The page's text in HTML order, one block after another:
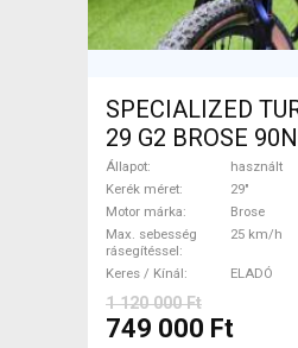
SPECIALIZED
29 G2 BROSE
Elektromos
29" össztelós /
használt ELADÓ
Állapot
használt
Kerék méret
29"
Motor márka
Brose
Max. sebesség
rásegítéssel
25 km/h
Keres / Kínál ELADÓ
1 120 000 Ft
749 000 Ft